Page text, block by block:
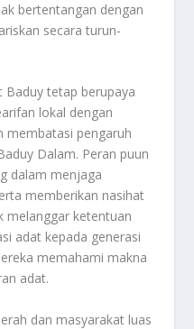
bertentangan dengan
secara turun-
Baduy tetap berupaya
lokal dengan
membatasi pengaruh
Dalam. Peran puun
dalam menjaga
memberikan nasihat
melanggar ketentuan
adat kepada generasi
memahami makna
adat.
dan masyarakat luas